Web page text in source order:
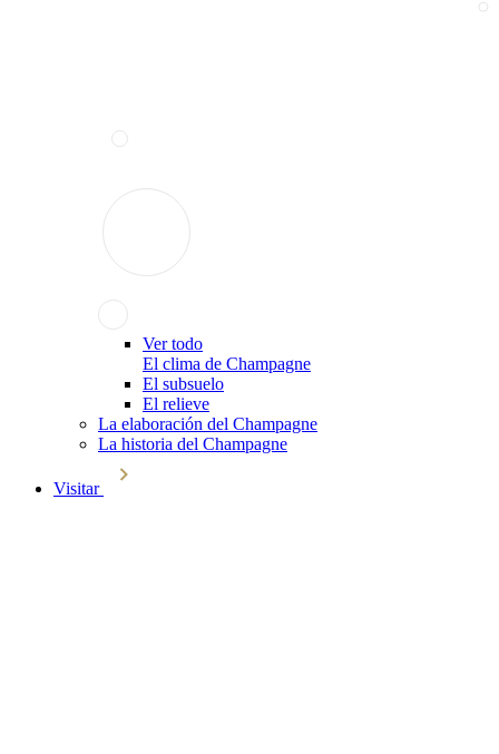
Ver todo
El clima de Champagne
El subsuelo
El relieve
La elaboración del Champagne
La historia del Champagne
Visitar